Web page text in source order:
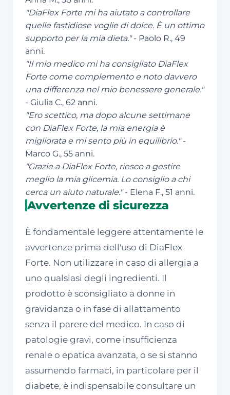
"DiaFlex Forte mi ha aiutato a controllare
quelle fastidiose voglie di dolce. È un ottimo
supporto per la mia dieta."- Paolo R., 49
anni.
"Il mio medico mi ha consigliato DiaFlex
Forte come complemento e noto davvero
una differenza nel mio benessere generale."
- Giulia C., 62 anni.
"Ero scettico, ma dopo alcune settimane
con DiaFlex Forte, la mia energia è
migliorata e mi sento più in equilibrio."-
Marco G., 55 anni.
"Grazie a DiaFlex Forte, riesco a gestire
meglio la mia glicemia. Lo consiglio a chi
cerca un aiuto naturale."- Elena F., 51 anni.
Avvertenze di sicurezza
È fondamentale leggere attentamente le
avvertenze prima dell'uso di DiaFlex
Forte. Non utilizzare in caso di allergia a
uno qualsiasi degli ingredienti. Il
prodotto è sconsigliato a donne in
gravidanza o in fase di allattamento
senza il parere del medico. In caso di
patologie gravi, come insufficienza
renale o epatica avanzata, o se si stanno
assumendo farmaci, in particolare per il
diabete, è indispensabile consultare un